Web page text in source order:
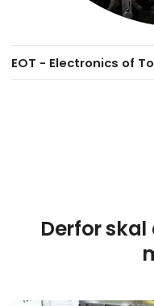
EOT - Electronics of
Derfor